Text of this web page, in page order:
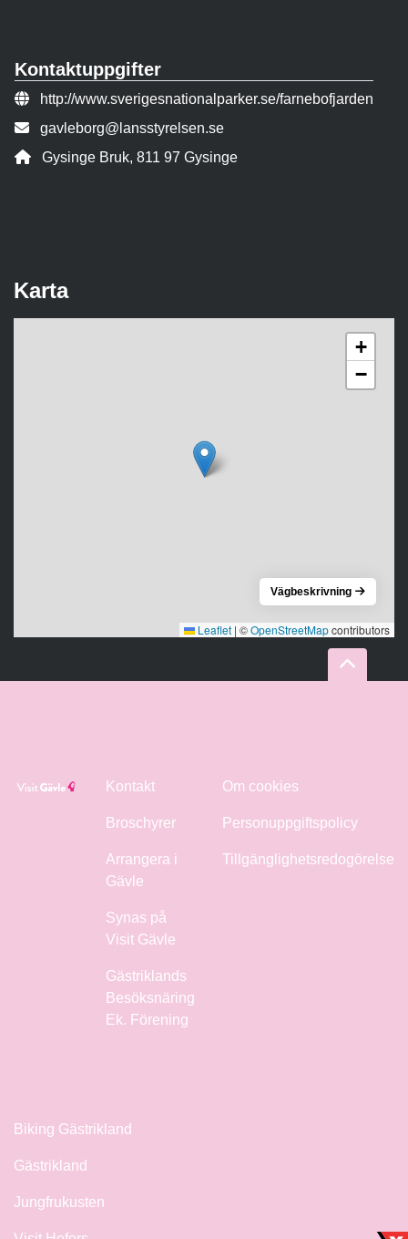
Kontaktuppgifter
Webbsida:
http://www.sverigesnationalparker.se/farnebofjarden
E-post:
gavleborg@lansstyrelsen.se
Adress:
Gysinge Bruk, 811 97 Gysinge
Karta
+
−
Leaflet | ©OpenStreetMapcontributors
Vägbeskrivning
Kontakt
Broschyrer
Arrangera i
Gävle
Synas på
Visit Gävle
Gästriklands
Besöksnäring
Ek. Förening
Om cookies
Personuppgiftspolicy
Tillgänglighetsredogörelse
Biking Gästrikland
Gästrikland
Jungfrukusten